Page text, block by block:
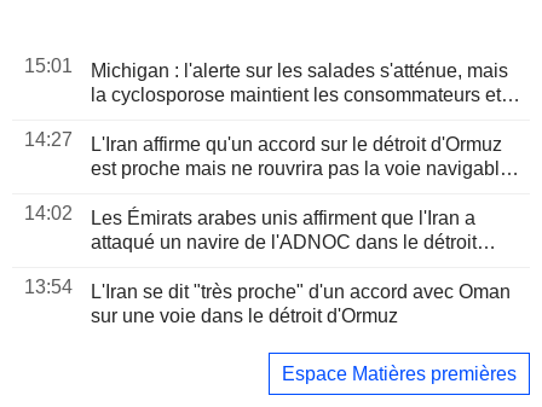
15:01
Michigan : l'alerte sur les salades s'atténue, mais
la cyclosporose maintient les consommateurs et
14:27
L'Iran affirme qu'un accord sur le détroit d'Ormuz
est proche mais ne rouvrira pas la voie navigable
14:02
Les Émirats arabes unis affirment que l'Iran a
attaqué un navire de l'ADNOC dans le détroit
13:54
L'Iran se dit "très proche" d'un accord avec Oman
sur une voie dans le détroit d'Ormuz
Espace Matières premières